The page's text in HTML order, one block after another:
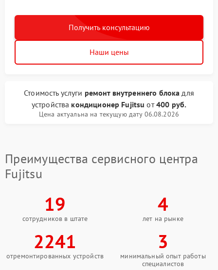
Получить консультацию
Наши цены
Стоимость услуги ремонт внутреннего блока для
устройства кондиционер Fujitsu от400 руб.
Цена актуальна на текущую дату 06.08.2026
Преимущества сервисного центра
Fujitsu
19
сотрудников в штате
4
лет на рынке
2241
отремонтированных устройств
3
минимальный опыт работы
специалистов